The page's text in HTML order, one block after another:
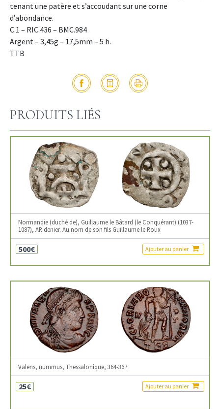
tenant une patère et s’accoudant sur une corne
d’abondance.
C.1 – RIC.436 – BMC.984
Argent – 3,45g – 17,5mm – 5 h.
TTB
PRODUITS LIÉS
Normandie (duché de), Guillaume le Bâtard (le Conquérant) (1037-
1087), AR denier. Au nom de son fils Guillaume le Roux
500€ Ajouter au panier
Valens, nummus, Thessalonique, 364-367
25€ Ajouter au panier